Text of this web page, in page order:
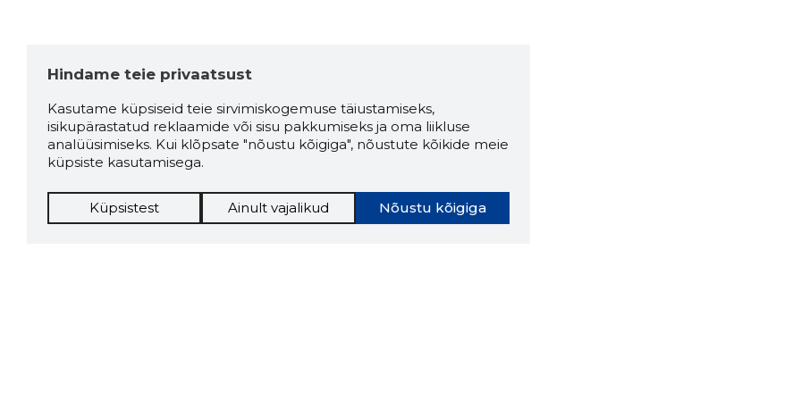
Hindame teie privaatsust
Kasutame küpsiseid teie sirvimiskogemuse täiustamiseks,
isikupärastatud reklaamide või sisu pakkumiseks ja oma liikluse
analüüsimiseks. Kui klõpsate "nõustu kõigiga", nõustute kõikide meie
küpsiste kasutamisega.
Nõustu kõigiga
Küpsistest Ainult vajalikud